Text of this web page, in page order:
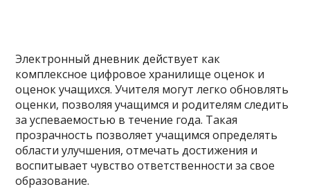
Электронный дневник действует как
комплексное цифровое хранилище оценок и
оценок учащихся. Учителя могут легко обновлять
оценки, позволяя учащимся и родителям следить
за успеваемостью в течение года. Такая
прозрачность позволяет учащимся определять
области улучшения, отмечать достижения и
воспитывает чувство ответственности за свое
образование.